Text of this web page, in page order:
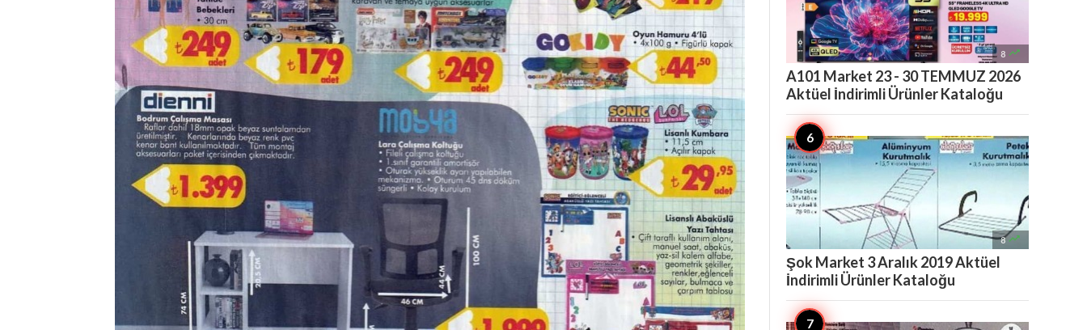
8 
A101 Market 23 - 30 TEMMUZ 2026
Aktüel İndirimli Ürünler Kataloğu
8 
Şok Market 3 Aralık 2019 Aktüel
İndirimli Ürünler Kataloğu